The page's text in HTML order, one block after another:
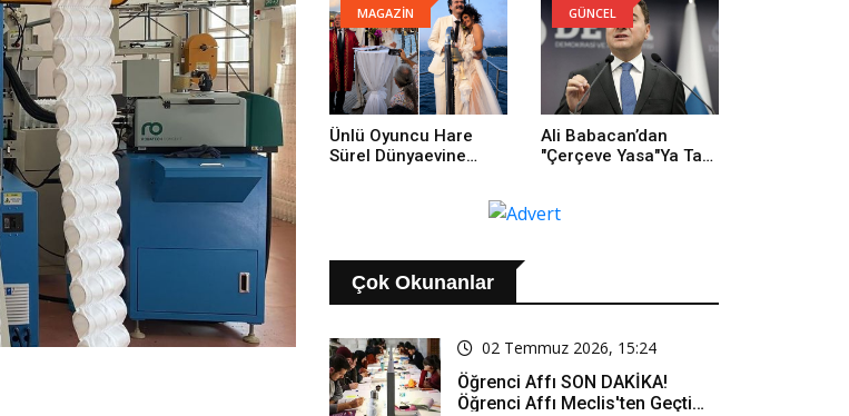
MAGAZİN
Ünlü Oyuncu Hare
Sürel Dünyaevine
GÜNCEL
Ali Babacan’dan
"Çerçeve Yasa"ya Tam
Çok Okunanlar
02 Temmuz 2026, 15:24
Öğrenci Affı SON DAKİKA!
Öğrenci Affı Meclis'ten Geçti